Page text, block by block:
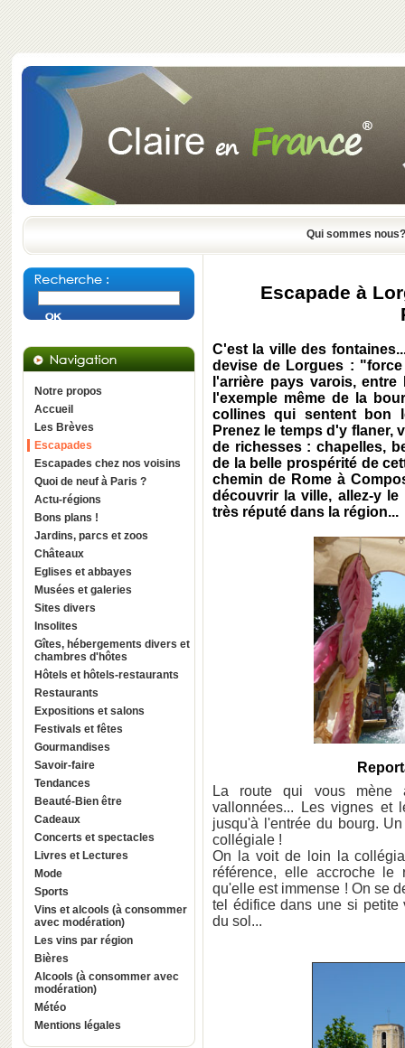
Qui sommes nous?
Notre propos
Accueil
Les Brèves
Escapades
Escapades chez nos voisins
Quoi de neuf à Paris ?
Actu-régions
Bons plans !
Jardins, parcs et zoos
Châteaux
Eglises et abbayes
Musées et galeries
Sites divers
Insolites
Gîtes, hébergements divers et
chambres d'hôtes
Hôtels et hôtels-restaurants
Restaurants
Expositions et salons
Festivals et fêtes
Gourmandises
Savoir-faire
Tendances
Beauté-Bien être
Cadeaux
Concerts et spectacles
Livres et Lectures
Mode
Sports
Vins et alcools (à consommer
avec modération)
Les vins par région
Bières
Alcools (à consommer avec
modération)
Météo
Mentions légales
Escapade à
C'est la ville des
devise de Lorgues :
l'arrière pays varois,
l'exemple même de la
collines qui sentent bon
Prenez le temps d'y
de richesses : chapelles,
de la belle prospérité de
chemin de Rome à
découvrir la ville, allez-y
très réputé dans la région...
La route qui vous
vallonnées... Les vignes et
jusqu'à l'entrée du bourg.
collégiale !
On la voit de loin la
référence, elle accroche le
qu'elle est immense ! On se
tel édifice dans une si petite
du sol...